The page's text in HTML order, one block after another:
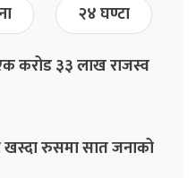
२४ घण्टा
करोड ३३ लाख राजस्व
खस्दा रुसमा सात जनाको